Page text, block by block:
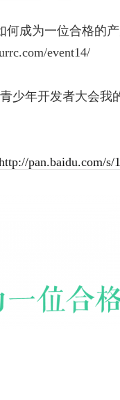
何成为一位合格的
event14/
少年开发者大会我
pan.baidu.com/s/